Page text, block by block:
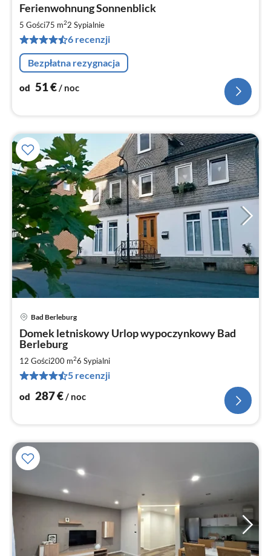
Ferienwohnung Sonnenblick
5 Gości75 m22 Sypialnie
6 recenzji
Bezpłatna rezygnacja
od 51€/ noc
Bad Berleburg
Domek letniskowy Urlop wypoczynkowy Bad
Berleburg
12 Gości200 m26 Sypialni
5 recenzji
od 287€/ noc